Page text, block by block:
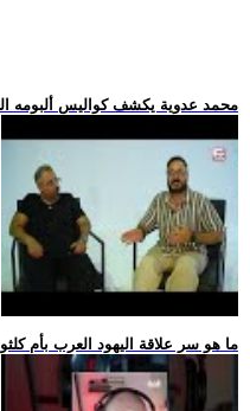
.. محمد عدوية يكشف كواليس ألبومه
.. ما هو سر علاقة اليهود العرب بأم